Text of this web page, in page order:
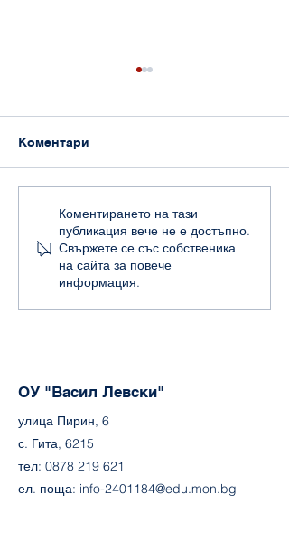
Коледа в
предучилищната група
Коментари
Коментирането на тази
публикация вече не е достъпно.
Свържете се със собственика
на сайта за повече
информация.
ОУ "Васил Левски"
улица Пирин, 6
с. Гита, 6215
тел: 0878 219 621
ел. поща: info-2401184@edu.mon.bg